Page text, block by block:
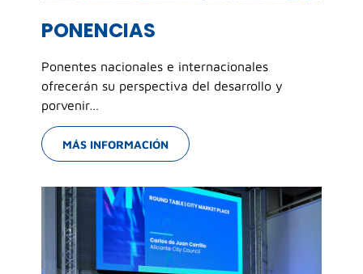
PONENCIAS
Ponentes nacionales e internacionales
ofrecerán su perspectiva del desarrollo y
porvenir…
MÁS INFORMACIÓN